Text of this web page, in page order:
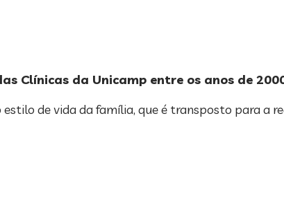
Clínicas da Unicamp entre os anos de
de vida da família, que é transposto para a